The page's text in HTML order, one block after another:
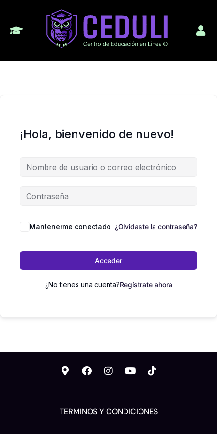
¡Hola, bienvenido de nuevo!
Mantenerme conectado ¿Olvidaste la contraseña?
Acceder
¿No tienes una cuenta?Regístrate ahora
TERMINOS Y CONDICIONES